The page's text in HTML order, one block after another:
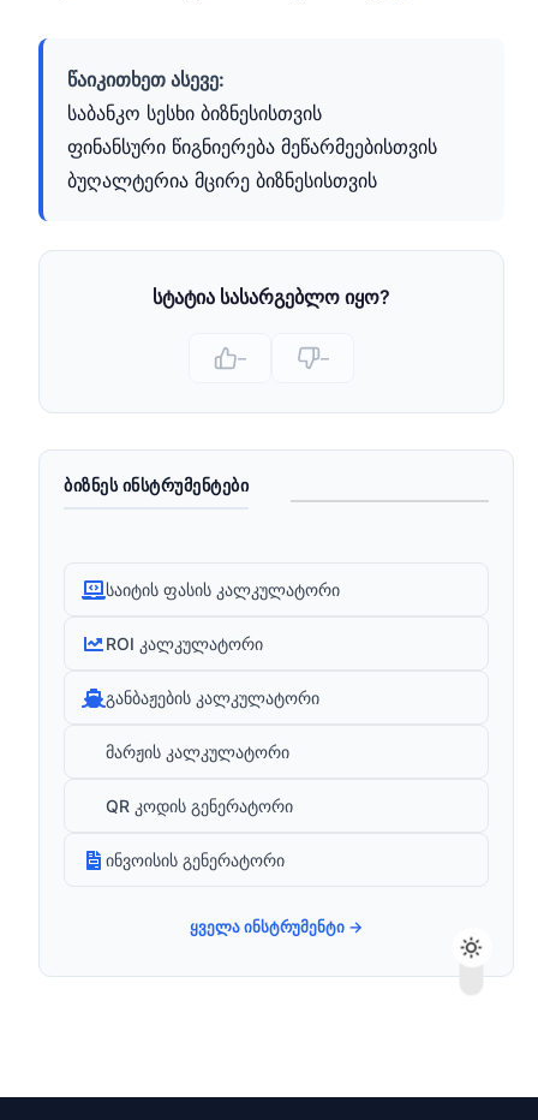
წაიკითხეთ ასევე:
საბანკო სესხი ბიზნესისთვის
ფინანსური წიგნიერება მეწარმეებისთვის
ბუღალტერია მცირე ბიზნესისთვის
სტატია სასარგებლო იყო?
– –
ᲑᲘᲖᲜᲔᲡ ᲘᲜᲡᲢᲠᲣᲛᲔᲜᲢᲔᲑᲘ
საიტის ფასის კალკულატორი
ROI კალკულატორი
განბაჟების კალკულატორი
მარჟის კალკულატორი
QR კოდის გენერატორი
ინვოისის გენერატორი
ყველა ინსტრუმენტი →